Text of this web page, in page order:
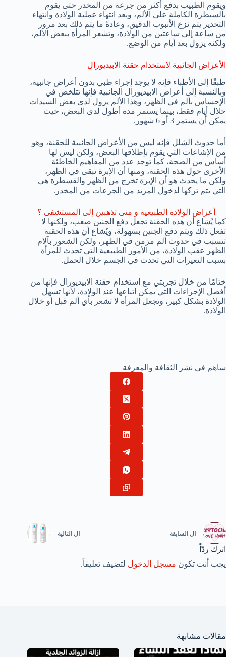
ويقوم الطبيب بدفع أكثر من جرعة من المخدر حتى يقوم
بالسيطرة الكاملة على الألم، وبعد انتهاء عملية الولادة وانتهاء
التخدير يتم نزع الأنبوب الدقيق، وعادةً ما يتم ذلك بعد مرور
من ساعة إلى ساعتين من الولادة، وتشعر المرأة ببعض الألم،
ولكنه يزول بعد أيام من الوضع.
الأعراض الجانبية لاستخدام حقنة الابيديورال
طبقًا إلى الأطباء فإنه لا يوجد إجراء طبي بدون أعراض جانبية،
وبالنسبة إلى أعراض الابيديورال الجانبية فإنها تتلخص في
الإحساس بألم في الظهر، وهذا الألم يزول لدى بعض السيدات
خلال أيام فقط، بينما يستمر مدة أطول لدى البعض، حيث
يمكن أن يستمر 3 أو 6 شهور.
أما حدوث الشلل فإنه ليس من الأعراض الجانبية للحقنة، وهو
من الإشاعات التي يقوم بإطلاقها البعض، ولكن ليس لها
أساس من الصحة، كما توجد عدد من المفاهيم الخاطئة
الأخرى حول هذه الحقنة، ومنها أن الإبرة تبقى في الظهر،
ولكن ما يحدث هو أن الإبرة تخرج من الظهر والقسطرة هي
التي يتم تركها لدخول المزيد من الجرعات من المخدر.
أعراض الولادة الطبيعية و متى تذهبين إلى المستشفى ؟
كما يُشاع أن هذه الحقنة تجعل دفع الجنين صعب، ولكنها لا
تفعل ذلك ويتم دفع الجنين بسهولة، ويُشاع أن هذه الحقنة
تتسبب في حدوث ألم مزمن في الظهر، ولكن الشعور بآلام
الظهر عقب الولادة، من الأمور الطبيعية التي تحدث للمرأة
بسبب التغيرات التي تحدث في الجسم خلال الحمل.
ختامًا من خلال تجربتي مع استخدام حقنة الابيديورال فإنها من
أفضل الإجراءات التي يمكن اتباعها عند الولادة، لأنها تسهل
الولادة بشكل كبير، وتجعل المرأة لا تشعر بأي ألم قبل أو خلال
الولادة.
ساهم في نشر الثقافة والمعرفة
ال السابقة ال التالية
اترك ردّاً
يجب أنت تكون مسجل الدخول لتضيف تعليقاً.
مقالات مشابهة